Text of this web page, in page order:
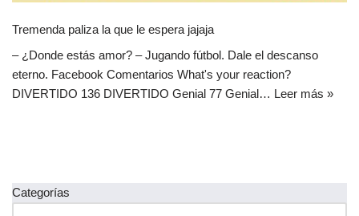
Tremenda paliza la que le espera jajaja
– ¿Donde estás amor? – Jugando fútbol. Dale el descanso
eterno. Facebook Comentarios What's your reaction?
DIVERTIDO 136 DIVERTIDO Genial 77 Genial… Leer más »
Categorías